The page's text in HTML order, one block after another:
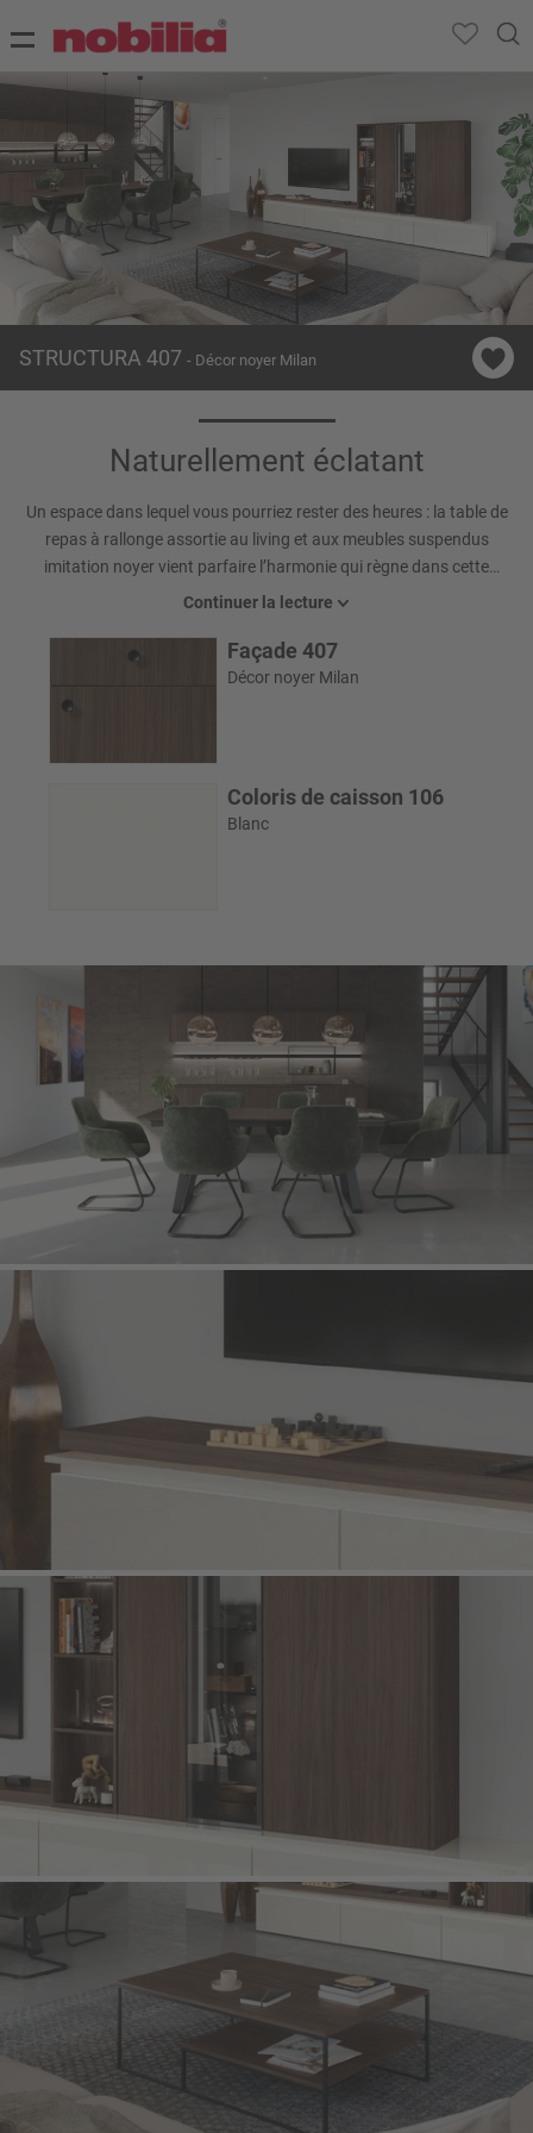
STRUCTURA 407 - Décor noyer Milan
Naturellement éclatant
Un espace dans lequel vous pourriez rester des heures : la table de
repas à rallonge assortie au living et aux meubles suspendus
imitation noyer vient parfaire l’harmonie qui règne dans cette
pièce. La table de repas Rom est d’ailleurs disponible en trois
leur structure propice à l’oscillation et leur forêt verte velours
vintage, complètent cet agréable tableau.
Continuer la lecture
Façade 407
Décor noyer Milan
Coloris de caisson 106
Blanc